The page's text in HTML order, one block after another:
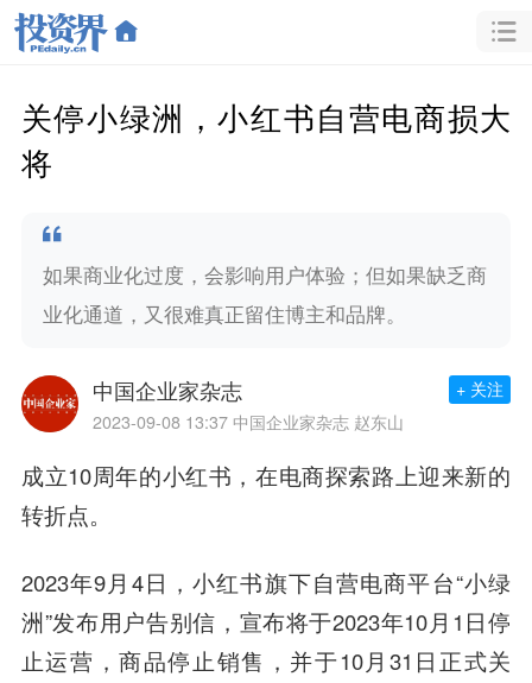
关停小绿洲，小红书自营电商损大
将
如果商业化过度，会影响用户体验；但如果缺乏商
业化通道，又很难真正留住博主和品牌。
中国企业家杂志
2023-09-08 13:37 中国企业家杂志 赵东山
+ 关注
成立10周年的小红书，在电商探索路上迎来新的
转折点。
2023年9月4日，小红书旗下自营电商平台“小绿
洲”发布用户告别信，宣布将于2023年10月1日停
止运营，商品停止销售，并于10月31日正式关